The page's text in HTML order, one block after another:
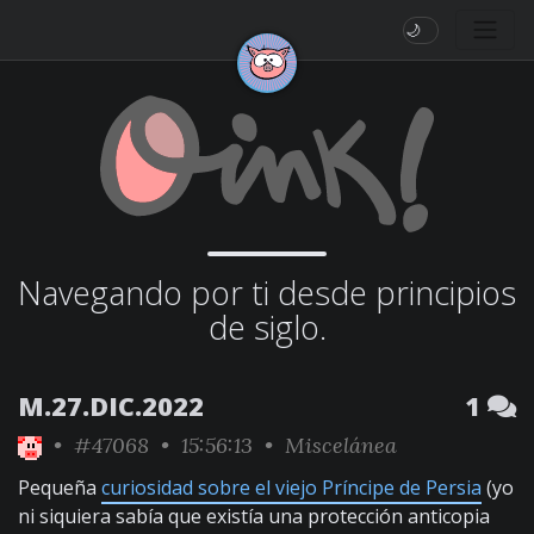
🌙
Navegando por ti desde principios
de siglo.
M.27.DIC.2022 1
• #47068 • 15:56:13 • Miscelánea
Pequeña curiosidad sobre el viejo Príncipe de Persia (yo
ni siquiera sabía que existía una protección anticopia